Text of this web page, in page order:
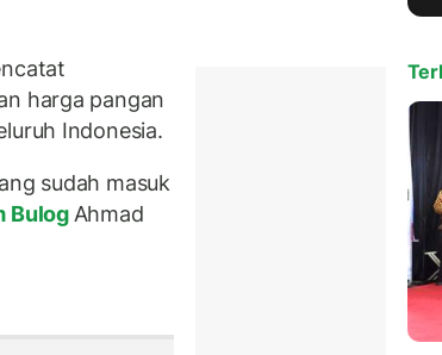
harga pangan
Indonesia.
sudah masuk
Bulog Ahmad